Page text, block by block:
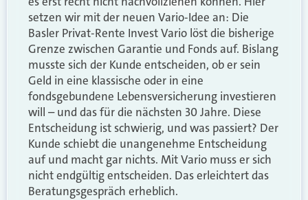
setzen wir mit der neuen Vario-Idee an: Die
Basler Privat-Rente Invest Vario löst die bisherige
Grenze zwischen Garantie und Fonds auf. Bislang
musste sich der Kunde entscheiden, ob er sein
Geld in eine klassische oder in eine
fondsgebundene Lebensversicherung investieren
will – und das für die nächsten 30 Jahre. Diese
Entscheidung ist schwierig, und was passiert? Der
Kunde schiebt die unangenehme Entscheidung
auf und macht gar nichts. Mit Vario muss er sich
nicht endgültig entscheiden. Das erleichtert das
Beratungsgespräch erheblich.